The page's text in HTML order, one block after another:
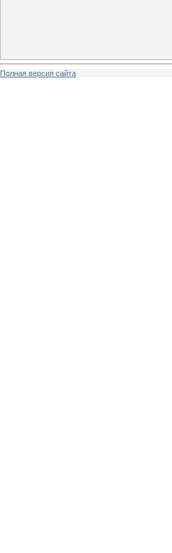
Полная версия сайта